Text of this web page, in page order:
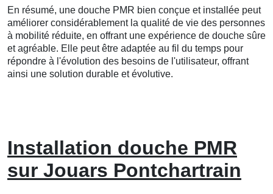
En résumé, une douche PMR bien conçue et installée peut
améliorer considérablement la qualité de vie des personnes
à mobilité réduite, en offrant une expérience de douche sûre
et agréable. Elle peut être adaptée au fil du temps pour
répondre à l'évolution des besoins de l'utilisateur, offrant
ainsi une solution durable et évolutive.
Installation douche PMR
sur Jouars Pontchartrain